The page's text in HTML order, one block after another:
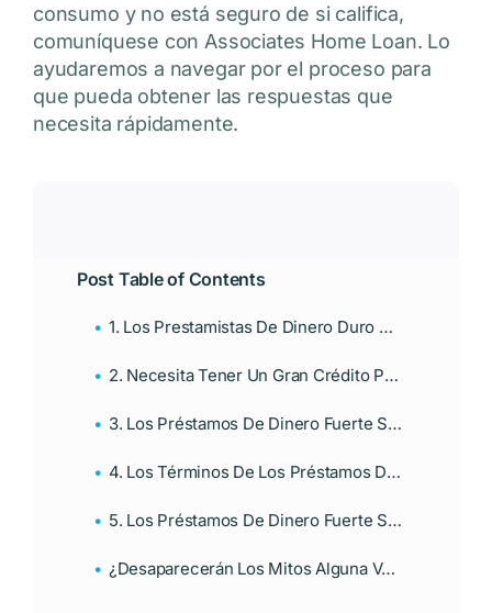
consumo y no está seguro de si califica,
comuníquese con Associates Home Loan. Lo
ayudaremos a navegar por el proceso para
que pueda obtener las respuestas que
necesita rápidamente.
Post Table of Contents
1. Los Prestamistas De Dinero Duro No Otorgarán Préstamos Al Consumidor
2. Necesita Tener Un Gran Crédito Para Obtener Un Préstamo Al Consumidor
3. Los Préstamos De Dinero Fuerte Son Solo Para Los Desesperados
4. Los Términos De Los Préstamos De Dinero Fuerte Se Aprovechan De Los Prestatarios
5. Los Préstamos De Dinero Fuerte Son Más Riesgosos Que Los Préstamos Tradicionales
¿Desaparecerán Los Mitos Alguna Vez?